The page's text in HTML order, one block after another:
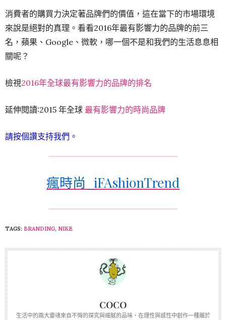
消費者的購買力決定著品牌們的價值，這在當下的市場環境
來說是絕對的真理。看看2016年最有影響力的品牌的前三
名，蘋果、Google、微軟，哪一個不是和我們的生活息息相
關呢？
檢視2016年全球最有影響力的品牌的排名
延伸閱讀:2015 年全球 最有影響力的時尚品牌
請按個讚支持我們。
瘋時尚_iFAshionTrend
TAGS: BRANDING, NIKE
COCO
生活中的兩大靈魂來自不悔的探究與細膩的品味，在理性與感性中創作一種屬於